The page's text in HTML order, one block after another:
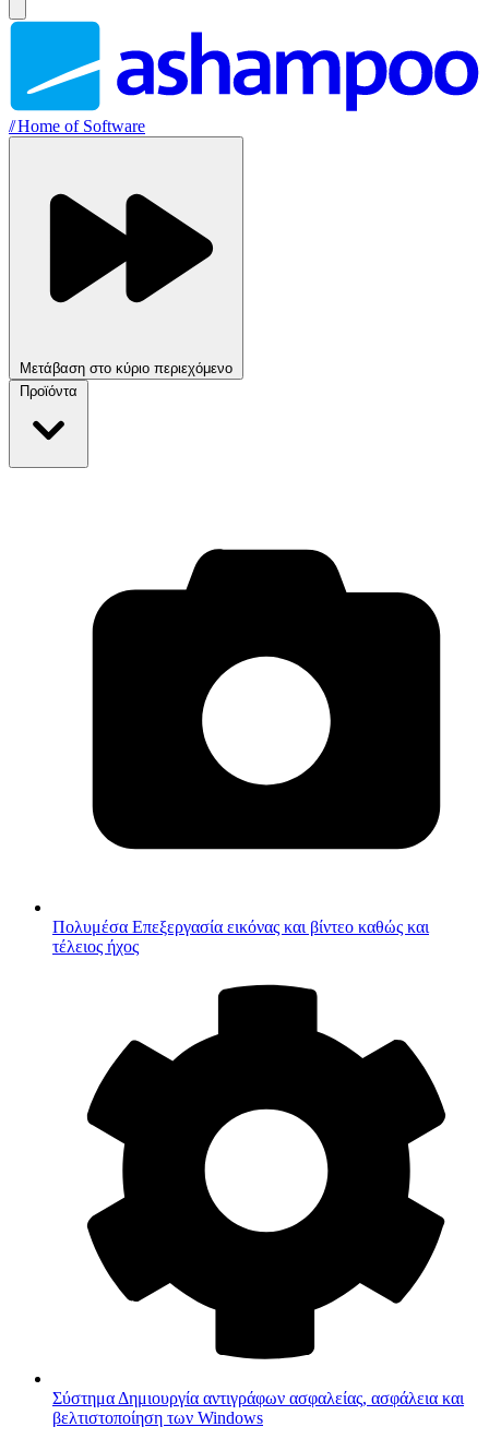
//Home of Software
Μετάβαση στο κύριο περιεχόμενο
Προϊόντα
Πολυμέσα Επεξεργασία εικόνας και βίντεο καθώς και
τέλειος ήχος
Σύστημα Δημιουργία αντιγράφων ασφαλείας, ασφάλεια και
βελτιστοποίηση των Windows